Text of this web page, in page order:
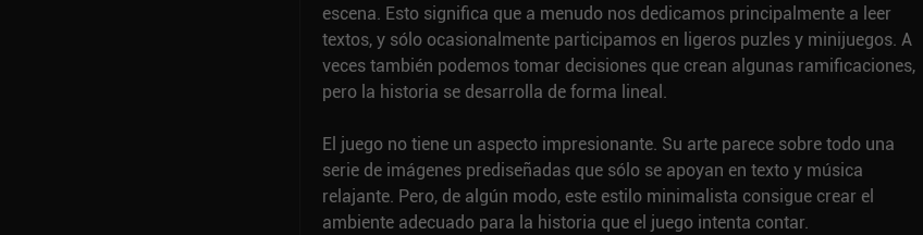
escena. Esto significa que a menudo nos dedicamos principalmente a leer
textos, y sólo ocasionalmente participamos en ligeros puzles y minijuegos. A
veces también podemos tomar decisiones que crean algunas ramificaciones,
pero la historia se desarrolla de forma lineal.
El juego no tiene un aspecto impresionante. Su arte parece sobre todo una
serie de imágenes prediseñadas que sólo se apoyan en texto y música
relajante. Pero, de algún modo, este estilo minimalista consigue crear el
ambiente adecuado para la historia que el juego intenta contar.